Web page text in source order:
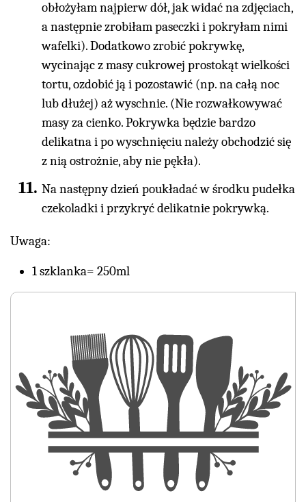
obłożyłam najpierw dół, jak widać na zdjęciach,
a następnie zrobiłam paseczki i pokryłam nimi
wafelki). Dodatkowo zrobić pokrywkę,
wycinając z masy cukrowej prostokąt wielkości
tortu, ozdobić ją i pozostawić (np. na całą noc
lub dłużej) aż wyschnie. (Nie rozwałkowywać
masy za cienko. Pokrywka będzie bardzo
delikatna i po wyschnięciu należy obchodzić się
z nią ostrożnie, aby nie pękła).
Na następny dzień poukładać w środku pudełka
czekoladki i przykryć delikatnie pokrywką.
Uwaga:
1 szklanka= 250ml